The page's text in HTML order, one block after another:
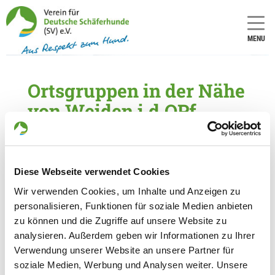
Diese Webseite verwendet Cookies
Wir verwenden Cookies, um Inhalte und Anzeigen zu
personalisieren, Funktionen für soziale Medien anbieten
zu können und die Zugriffe auf unsere Website zu
analysieren. Außerdem geben wir Informationen zu Ihrer
Verwendung unserer Website an unsere Partner für
soziale Medien, Werbung und Analysen weiter. Unsere
MENU
Ortsgruppen in der Nähe
von Weiden i.d.OPf.
5 Ortsgruppen im Umkreis von 20 km gefunden
OG - Wernberg-Köblitz e.V.
Details
92533 Wernberg-Köblitz
OG - Etzenricht
Manteler Weg
92694 Etzenricht